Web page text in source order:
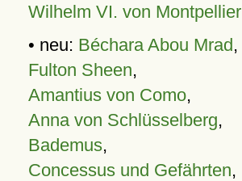
Wilhelm VI. von Montpellier
• neu: Béchara Abou Mrad,
Fulton Sheen,
Amantius von Como,
Anna von Schlüsselberg,
Bademus,
Concessus und Gefährten,